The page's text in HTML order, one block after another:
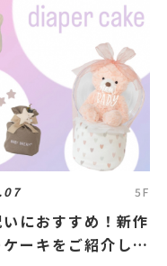
5F
におすすめ！新作
ーキをご紹介しま